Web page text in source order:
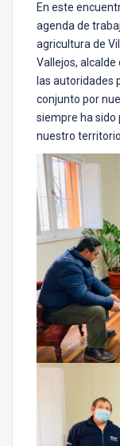
En este
agenda de
agricultura de
Vallejos, alcalde
las autoridades
conjunto por
siempre ha
nuestro territorio.